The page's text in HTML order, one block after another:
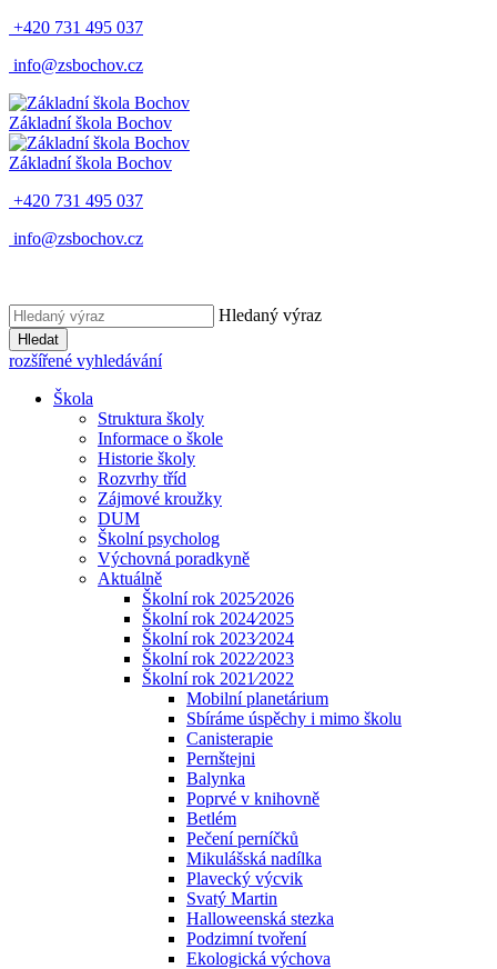
+420 731 495 037
info@zsbochov.cz
Základní škola Bochov
Základní škola Bochov
+420 731 495 037
info@zsbochov.cz
Hledaný výraz
Hledat
rozšířené vyhledávání
Škola
Struktura školy
Informace o škole
Historie školy
Rozvrhy tříd
Zájmové kroužky
DUM
Školní psycholog
Výchovná poradkyně
Aktuálně
Školní rok 2025⁄2026
Školní rok 2024⁄2025
Školní rok 2023⁄2024
Školní rok 2022⁄2023
Školní rok 2021⁄2022
Mobilní planetárium
Sbíráme úspěchy i mimo školu
Canisterapie
Pernštejni
Balynka
Poprvé v knihovně
Betlém
Pečení perníčků
Mikulášská nadílka
Plavecký výcvik
Svatý Martin
Halloweenská stezka
Podzimní tvoření
Ekologická výchova